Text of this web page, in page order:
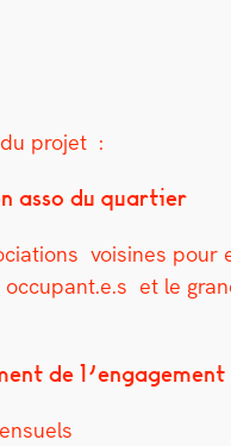
pro­jet :
asso du quarti­er
voisines pour
et le
de l’engagement